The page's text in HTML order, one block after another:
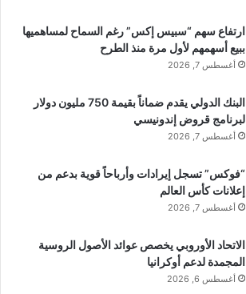
ارتفاع سهم “سبيس إكس” رغم السماح لمساهميها
ببيع أسهمهم لأول مرة منذ الطرح
أغسطس 7, 2026
البنك الدولي يقدم ضماناً بقيمة 750 مليون دولار
لبرنامج قروض إندونيسي
أغسطس 7, 2026
“فوكس” تسجل إيرادات وأرباحاً قوية بدعم من
إعلانات كأس العالم
أغسطس 7, 2026
الاتحاد الأوروبي يخصص عوائد الأصول الروسية
المجمدة لدعم أوكرانيا
أغسطس 6, 2026